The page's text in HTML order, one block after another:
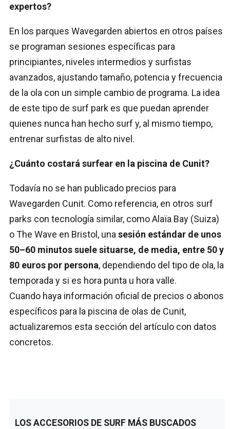
expertos?
En los parques Wavegarden abiertos en otros países
se programan sesiones específicas para
principiantes, niveles intermedios y surfistas
avanzados, ajustando tamaño, potencia y frecuencia
de la ola con un simple cambio de programa. La idea
de este tipo de surf park es que puedan aprender
quienes nunca han hecho surf y, al mismo tiempo,
entrenar surfistas de alto nivel.
¿Cuánto costará surfear en la piscina de Cunit?
Todavía no se han publicado precios para
Wavegarden Cunit. Como referencia, en otros surf
parks con tecnología similar, como Alaïa Bay (Suiza)
o The Wave en Bristol, una sesión estándar de unos
50–60 minutos suele situarse, de media, entre 50 y
80 euros por persona, dependiendo del tipo de ola, la
temporada y si es hora punta u hora valle.
Cuando haya información oficial de precios o abonos
específicos para la piscina de olas de Cunit,
actualizaremos esta sección del artículo con datos
concretos.
LOS ACCESORIOS DE SURF MÁS BUSCADOS